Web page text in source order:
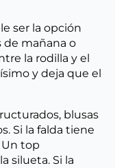
ser la opción
de mañana o
la rodilla y el
y deja que el
blusas
Si la falda tiene
top
silueta. Si la